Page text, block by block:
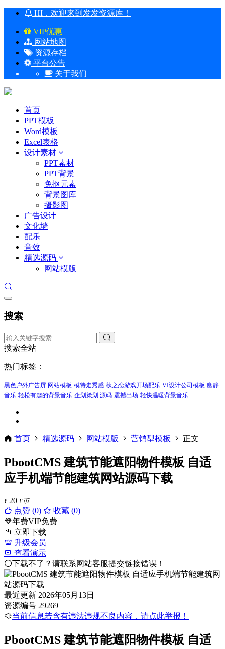
HI，欢迎来到发发资源库！
VIP优惠
网站地图
资源存档
平台公告
关于我们
首页
PPT模板
Word模板
Excel表格
设计素材
PPT素材
PPT背景
免抠元素
背景图库
摄影图
广告设计
文化墙
配乐
音效
精选源码
网站模版
搜索
搜索全站
热门标签：
黑色户外广告屏 网站模板 模特走秀感 秋之恋游戏开场配乐 VI设计公司模板 幽静
音乐 轻松有趣的背景音乐 企划策划 源码 震撼出场 轻快温暖背景音乐
首页 精选源码 网站模版 营销型模板 正文
PbootCMS 建筑节能遮阳物件模板 自适
应手机端节能建筑网站源码下载
¥ 20 F币
点赞 (0)
收藏 (0)
年费VIP免费
立即下载
升级会员
查看演示
下载不了？请联系网站客服提交链接错误！
最近更新 2026年05月13日
资源编号 29269
当前信息若含有违法违规不良内容，请点此举报！
PbootCMS 建筑节能遮阳物件模板 自适